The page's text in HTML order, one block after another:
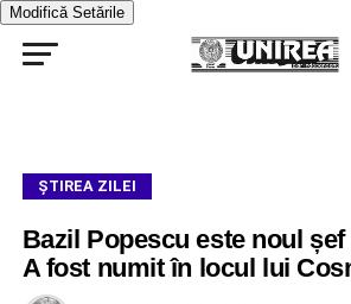
Modifică Setările
ŞTIREA ZILEI
Bazil Popescu este noul
A fost numit în locul lui